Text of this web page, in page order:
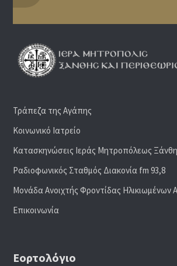
Τράπεζα της Αγάπης
Κοινωνικό Ιατρείο
Κατασκηνώσεις Ιεράς Μητροπόλεως
Ραδιoφωνικός Σταθμός Διακονία fm 93,8
Μονάδα Ανοιχτής Φροντίδας Ηλικιωμένων
Επικοινωνία
Εορτολόγιο